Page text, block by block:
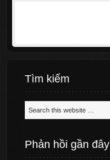
Tìm kiếm
Phản hồi gần đây